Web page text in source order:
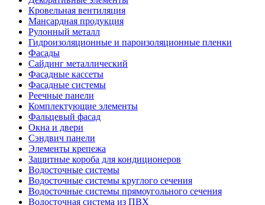
Кровельная вентиляция
Мансардная продукция
Рулонный металл
Гидроизоляционные и пароизоляционные пленки
Фасады
Сайдинг металлический
Фасадные кассеты
Фасадные системы
Реечные панели
Комплектующие элементы
Фальцевый фасад
Окна и двери
Сэндвич панели
Элементы крепежа
Защитные короба для кондиционеров
Водосточные системы
Водосточные системы круглого сечения
Водосточные системы прямоугольного сечения
Водосточная система из ПВХ